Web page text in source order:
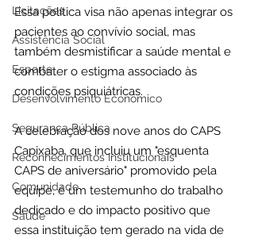
Licitações
Assistência Social
Esporte
Desenvolvimento Econômico
Segurança Pública
Reconhecimentos Institucionais
Comunidade
Saúde
Essa política visa não apenas integrar os
pacientes ao convívio social, mas
também desmistificar a saúde mental e
combater o estigma associado às
condições psiquiátricas.
A celebração dos nove anos do CAPS
Capixaba, que incluiu um "esquenta
CAPS de aniversário" promovido pela
equipe, é um testemunho do trabalho
dedicado e do impacto positivo que
essa instituição tem gerado na vida de